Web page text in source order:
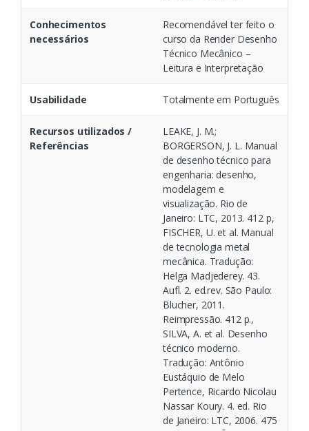
Conhecimentos
necessários
Recomendável ter feito o
curso da Render Desenho
Técnico Mecânico –
Leitura e Interpretação
Usabilidade Totalmente em Português
Recursos utilizados /
Referências
LEAKE, J. M.;
BORGERSON, J. L. Manual
de desenho técnico para
engenharia: desenho,
modelagem e
visualização. Rio de
Janeiro: LTC, 2013. 412 p,
FISCHER, U. et al. Manual
de tecnologia metal
mecânica. Tradução:
Helga Madjederey. 43.
Aufl. 2. ed.rev. São Paulo:
Blucher, 2011.
Reimpressão. 412 p.,
SILVA, A. et al. Desenho
técnico moderno.
Tradução: Antônio
Eustáquio de Melo
Pertence, Ricardo Nicolau
Nassar Koury. 4. ed. Rio
de Janeiro: LTC, 2006. 475